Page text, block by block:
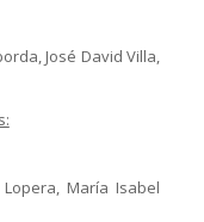
José David Villa,
María Isabel